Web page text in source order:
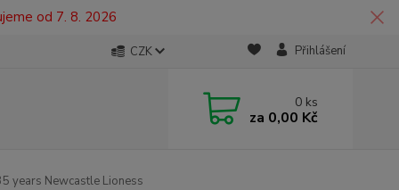
od 7. 8. 2026
CZK Přihlášení
0 ks
za 0,00 Kč
years Newcastle Lioness